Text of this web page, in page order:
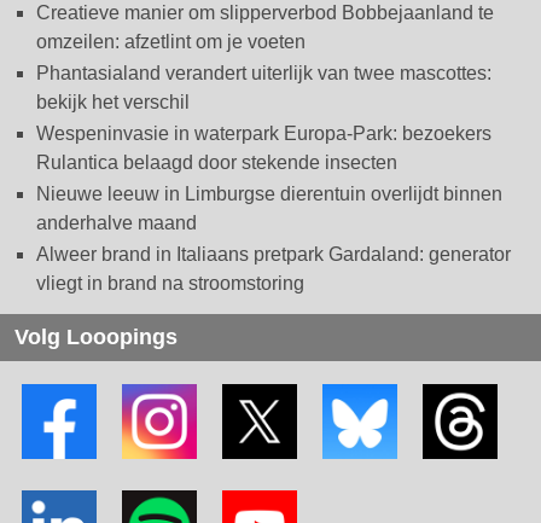
Creatieve manier om slipperverbod Bobbejaanland te
omzeilen: afzetlint om je voeten
Phantasialand verandert uiterlijk van twee mascottes:
bekijk het verschil
Wespeninvasie in waterpark Europa-Park: bezoekers
Rulantica belaagd door stekende insecten
Nieuwe leeuw in Limburgse dierentuin overlijdt binnen
anderhalve maand
Alweer brand in Italiaans pretpark Gardaland: generator
vliegt in brand na stroomstoring
Volg Looopings